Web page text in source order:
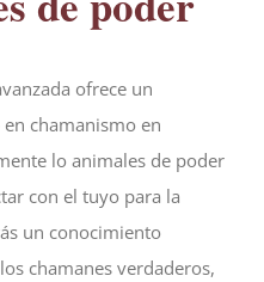
ofrece un
chamanismo en
lo animales de poder
con el tuyo para la
un conocimiento
chamanes verdaderos,